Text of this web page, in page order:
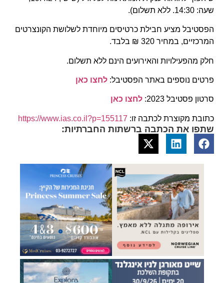
שעה: 14:30. ללא תשלום).
הפסטיבל מציע חבילת כרטיסים מיוחדת לשלושת הקונצרטים
המרכזיים, במחיר 320 ₪ בלבד.
חלק מהפעילויות והאירועים הינם ללא תשלום.
פרטים נוספים באתר הפסטיבל:לחצו כאן
סרטון פסטיבל 2023: לחצו כאן
כתובת מקוצרת לכתבה זו: https://www.ias.co.il?p=155117
שתפו את הכתבה ברשתות החברתיות: